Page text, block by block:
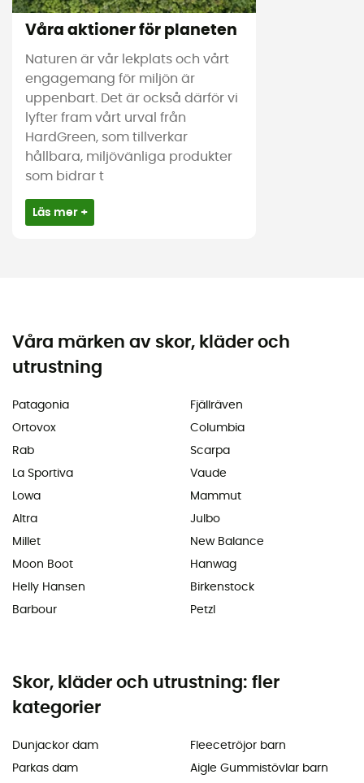
Våra aktioner för planeten
Naturen är vår lekplats och vårt
engagemang för miljön är
uppenbart. Det är också därför vi
lyfter fram vårt urval från
HardGreen, som tillverkar
hållbara, miljövänliga produkter
som bidrar t
Läs mer +
Våra märken av skor, kläder och
utrustning
Patagonia
Ortovox
Rab
La Sportiva
Lowa
Altra
Millet
Moon Boot
Helly Hansen
Barbour
Fjällräven
Columbia
Scarpa
Vaude
Mammut
Julbo
New Balance
Hanwag
Birkenstock
Petzl
Skor, kläder och utrustning: fler
kategorier
Dunjackor dam
Parkas dam
Fleecetröjor barn
Aigle Gummistövlar barn